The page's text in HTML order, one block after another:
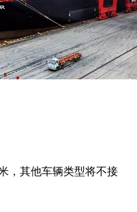
，其他车辆类型将不接